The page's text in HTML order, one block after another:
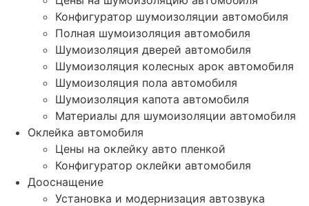
Конфигуратор шумоизоляции автомобиля
Полная шумоизоляция автомобиля
Шумоизоляция дверей автомобиля
Шумоизоляция колесных арок автомобиля
Шумоизоляция пола автомобиля
Шумоизоляция капота автомобиля
Материалы для шумоизоляции автомобиля
Оклейка автомобиля
Цены на оклейку авто пленкой
Конфигуратор оклейки автомобиля
Дооснащение
Установка и модернизация автозвука